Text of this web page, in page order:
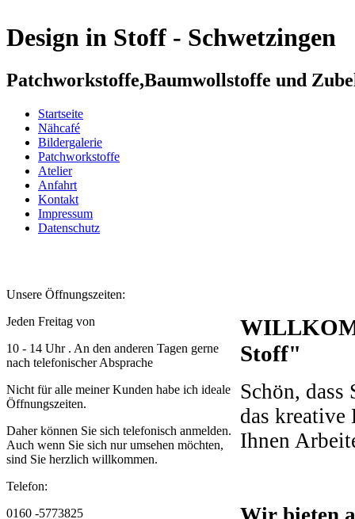
Design in Stoff - Schwetzingen
Patchworkstoffe,Baumwollstoffe und
Startseite
Nähcafé
Bildergalerie
Patchworkstoffe
Atelier
Anfahrt
Kontakt
Impressum
Datenschutz
Unsere Öffnungszeiten:
Jeden Freitag von
10 - 14 Uhr . An den anderen Tagen gerne
nach telefonischer Absprache
Nicht für alle meiner Kunden habe ich ideale
Öffnungszeiten.
Daher können Sie sich telefonisch anmelden.
Auch wenn Sie sich nur umsehen möchten,
sind Sie herzlich willkommen.
Telefon:
0160 -5773825
Stoff"
Schön, dass
das
Ihnen